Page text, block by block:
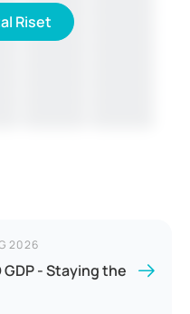
Riset
2026
- Staying the